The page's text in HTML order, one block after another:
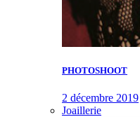
PHOTOSHOOT
2 décembre 2019
Joaillerie